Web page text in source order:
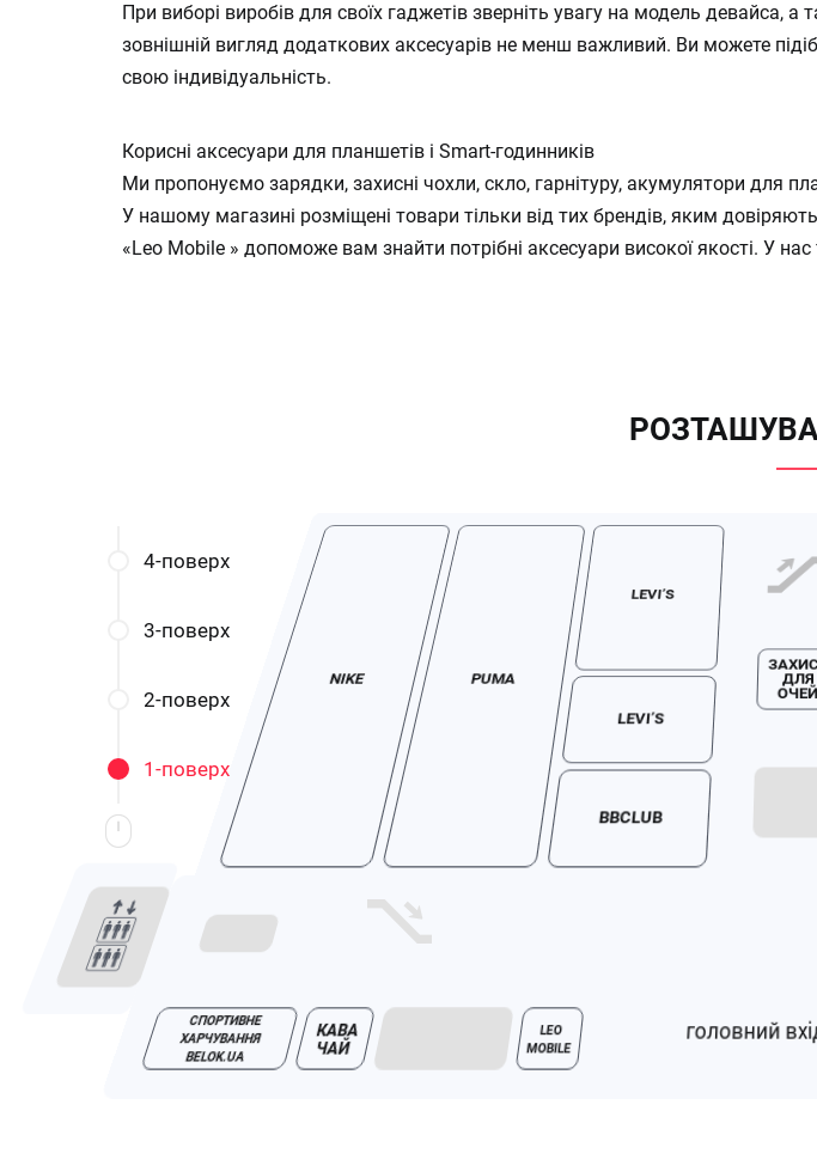
При виборі виробів для своїх гаджетів зверніть увагу на модель девайса,
зовнішній вигляд додаткових аксесуарів не менш важливий. Ви можете
свою індивідуальність.
Корисні аксесуари для планшетів і Smart-годинників
Ми пропонуємо зарядки, захисні чохли, скло, гарнітуру, акумулятори для
У нашому магазині розміщені товари тільки від тих брендів, яким
«Leo Mobile » допоможе вам знайти потрібні аксесуари високої якості. У нас
NIKE PUMA
LEVI’S
LEVI’S
BBCLUB
ДЛЯ
ОЧЕЙ
СПОРТИВНЕ
ХАРЧУВАННЯ
BELOK.UA
КАВА
ЧАЙ
LEO
MOBILE
головний